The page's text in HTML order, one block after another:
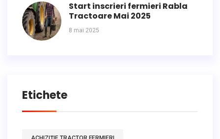
Start inscrieri fermieri Rabla
Tractoare Mai 2025
8 mai 2025
Etichete